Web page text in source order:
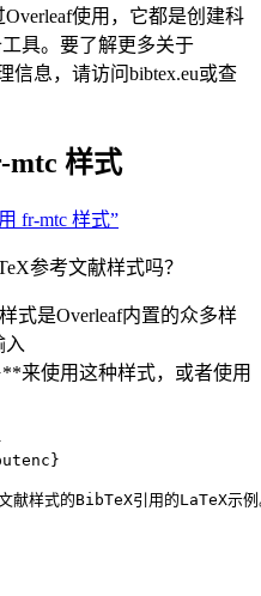
使用，它都是创建科
具。要了解更多关于
信息，请访问bibtex.eu或查
mtc 样式
fr-mtc 样式”
参考文献样式吗？
式是Overleaf内置的众多样
入
**来使用这种样式，或者使用
}
样式的BibTeX引用的LaTeX示